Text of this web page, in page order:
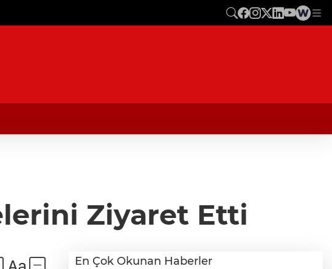
Ziyaret Etti
En Çok Okunan Haberler